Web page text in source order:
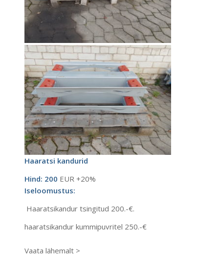
Haaratsi kandurid
Hind: 200 EUR +20%
Iseloomustus:
Haaratsikandur tsingitud 200.-€.
haaratsikandur kummipuvritel 250.-€
Vaata lähemalt >